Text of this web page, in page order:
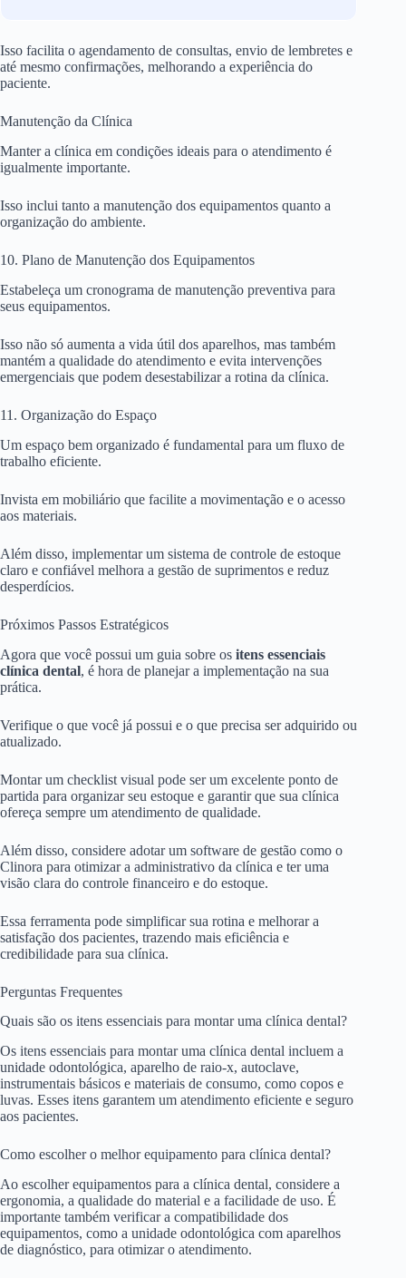
Isso facilita o agendamento de consultas, envio de lembretes e
até mesmo confirmações, melhorando a experiência do
paciente.
Manutenção da Clínica
Manter a clínica em condições ideais para o atendimento é
igualmente importante.
Isso inclui tanto a manutenção dos equipamentos quanto a
organização do ambiente.
10. Plano de Manutenção dos Equipamentos
Estabeleça um cronograma de manutenção preventiva para
seus equipamentos.
Isso não só aumenta a vida útil dos aparelhos, mas também
mantém a qualidade do atendimento e evita intervenções
emergenciais que podem desestabilizar a rotina da clínica.
11. Organização do Espaço
Um espaço bem organizado é fundamental para um fluxo de
trabalho eficiente.
Invista em mobiliário que facilite a movimentação e o acesso
aos materiais.
Além disso, implementar um sistema de controle de estoque
claro e confiável melhora a gestão de suprimentos e reduz
desperdícios.
Próximos Passos Estratégicos
Agora que você possui um guia sobre os itens essenciais
clínica dental, é hora de planejar a implementação na sua
prática.
Verifique o que você já possui e o que precisa ser adquirido ou
atualizado.
Montar um checklist visual pode ser um excelente ponto de
partida para organizar seu estoque e garantir que sua clínica
ofereça sempre um atendimento de qualidade.
Além disso, considere adotar um software de gestão como o
Clinora para otimizar a administrativo da clínica e ter uma
visão clara do controle financeiro e do estoque.
Essa ferramenta pode simplificar sua rotina e melhorar a
satisfação dos pacientes, trazendo mais eficiência e
credibilidade para sua clínica.
Perguntas Frequentes
Quais são os itens essenciais para montar uma clínica dental?
Os itens essenciais para montar uma clínica dental incluem a
unidade odontológica, aparelho de raio-x, autoclave,
instrumentais básicos e materiais de consumo, como copos e
luvas. Esses itens garantem um atendimento eficiente e seguro
aos pacientes.
Como escolher o melhor equipamento para clínica dental?
Ao escolher equipamentos para a clínica dental, considere a
ergonomia, a qualidade do material e a facilidade de uso. É
importante também verificar a compatibilidade dos
equipamentos, como a unidade odontológica com aparelhos
de diagnóstico, para otimizar o atendimento.